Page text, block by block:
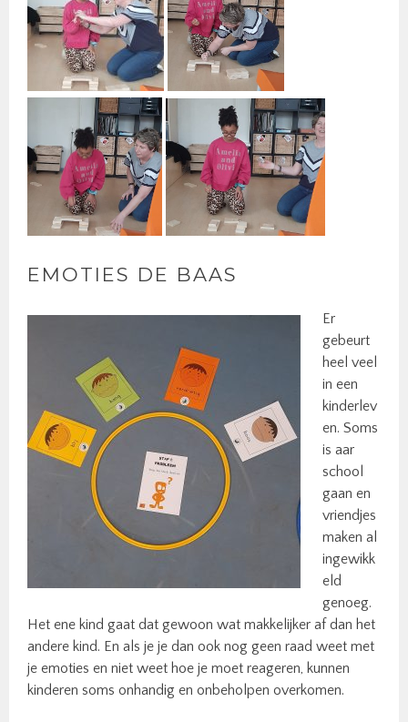
EMOTIES DE BAAS
Er
gebeurt
heel veel
in een
kinderlev
en. Soms
is aar
school
gaan en
vriendjes
maken al
ingewikk
eld
genoeg.
Het ene kind gaat dat gewoon wat makkelijker af dan het
andere kind. En als je je dan ook nog geen raad weet met
je emoties en niet weet hoe je moet reageren, kunnen
kinderen soms onhandig en onbeholpen overkomen.